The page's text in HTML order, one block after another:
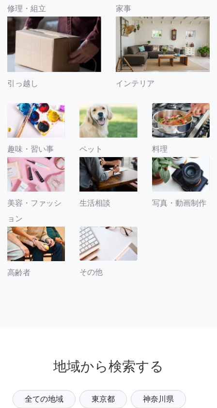
修理・組立 家事
引っ越し インテリア
趣味・習い事 ペット 料理
美容・ファッシ
ョン
生活相談 写真・動画制作
高齢者 その他
地域から検索する
全ての地域 東京都 神奈川県